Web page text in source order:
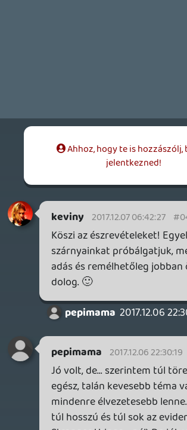
keviny 2017.12.04 11:29:37
Stinger 2017.12.04 14:04:42 #045ke
Igen, ezen mindenképp javítani fogunk a
okát. 🙂 Hamarosan felteszem letölthető
formában és itunes-ra is a podkesztet,
csak eleg suru a delutan...
lokolbasz 2017.12.04 13:45:18
Lavitz 2017.12.04 13:45:30 #045kd
A 2010-es évek a mégjobb 80-as évek
jelenleg! 😃 Nem hiába Marty is 2015-be
ugrott 1985-ből. 😛
lokolbasz 2017.12.04 13:45:18 #045kc
stinger nagyon halk.
HijikataSpecial 2017.12.04 13:26:55 #045kb